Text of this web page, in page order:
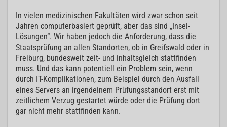
In vielen medizinischen Fakultäten wird zwar schon seit
Jahren computerbasiert geprüft, aber das sind „Insel-
Lösungen“. Wir haben jedoch die Anforderung, dass die
Staatsprüfung an allen Standorten, ob in Greifswald oder in
Freiburg, bundesweit zeit- und inhaltsgleich stattfinden
muss. Und das kann potentiell ein Problem sein, wenn
durch IT-Komplikationen, zum Beispiel durch den Ausfall
eines Servers an irgendeinem Prüfungsstandort erst mit
zeitlichem Verzug gestartet würde oder die Prüfung dort
gar nicht mehr stattfinden kann.